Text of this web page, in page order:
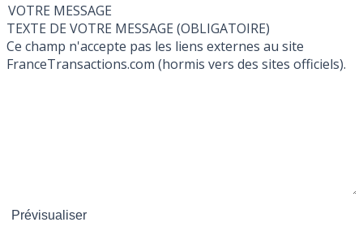
VOTRE MESSAGE
TEXTE DE VOTRE MESSAGE (OBLIGATOIRE)
Ce champ n'accepte pas les liens externes au site
FranceTransactions.com (hormis vers des sites officiels).